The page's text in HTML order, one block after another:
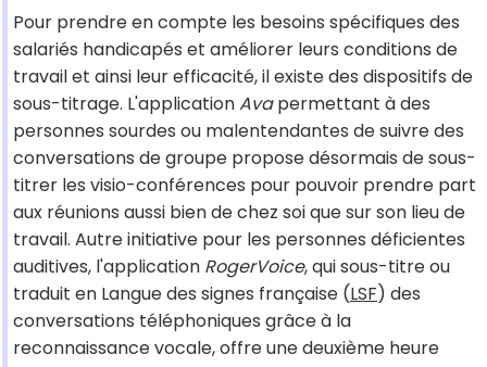
Pour prendre en compte les besoins spécifiques des
salariés handicapés et améliorer leurs conditions de
travail et ainsi leur efficacité, il existe des dispositifs de
sous-titrage. L'applicationAvapermettant à des
personnes sourdes ou malentendantes de suivre des
conversations de groupe propose désormais de sous-
titrer les visio-conférences pour pouvoir prendre part
aux réunions aussi bien de chez soi que sur son lieu de
travail. Autre initiative pour les personnes déficientes
auditives, l'application RogerVoice, qui sous-titre ou
traduit en Langue des signes française (LSF) des
conversations téléphoniques grâce à la
reconnaissance vocale, offre une deuxième heure